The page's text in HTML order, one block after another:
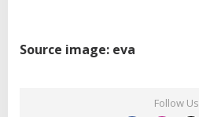
Source image: eva
Follow Us